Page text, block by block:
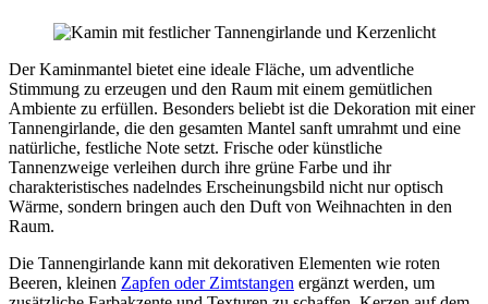
Der Kaminmantel bietet eine ideale Fläche, um adventliche
Stimmung zu erzeugen und den Raum mit einem gemütlichen
Ambiente zu erfüllen. Besonders beliebt ist die Dekoration mit einer
Tannengirlande, die den gesamten Mantel sanft umrahmt und eine
natürliche, festliche Note setzt. Frische oder künstliche
Tannenzweige verleihen durch ihre grüne Farbe und ihr
charakteristisches nadelndes Erscheinungsbild nicht nur optisch
Wärme, sondern bringen auch den Duft von Weihnachten in den
Raum.
Die Tannengirlande kann mit dekorativen Elementen wie roten
Beeren, kleinen Zapfen oder Zimtstangen ergänzt werden, um